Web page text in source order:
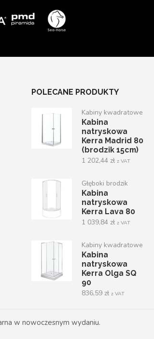
POLECANE PRODUKTY
Kabiny kwadratowe
Kabina
natryskowa
Kerra Madrid 80
(brodzik 15cm)
1 202,44 zł z VAT
Głęboki brodzik
Kabina
natryskowa
Kerra Lava 80
1 039,84 zł z VAT
Kabiny kwadratowe
Kabina
natryskowa
Kerra Olga SQ
90
836,59 zł z VAT
w nowoczesnym wydaniu.